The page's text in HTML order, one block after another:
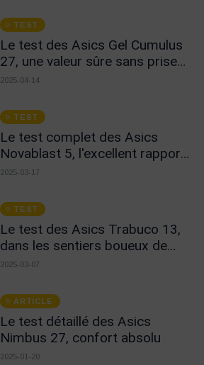
TEST
Le test des Asics Gel Cumulus
27, une valeur sûre sans prise
de tête !
2025-04-14
TEST
Le test complet des Asics
Novablast 5, l'excellent rapport
qualité prix !
2025-03-17
TEST
Le test des Asics Trabuco 13,
dans les sentiers boueux de
l'hiver Breton !
2025-03-07
ARTICLE
Le test détaillé des Asics
Nimbus 27, confort absolu
2025-01-20